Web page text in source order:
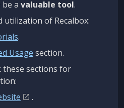
be a valuable tool.
utilization of Recalbox:
.
Usage section.
these sections for
.